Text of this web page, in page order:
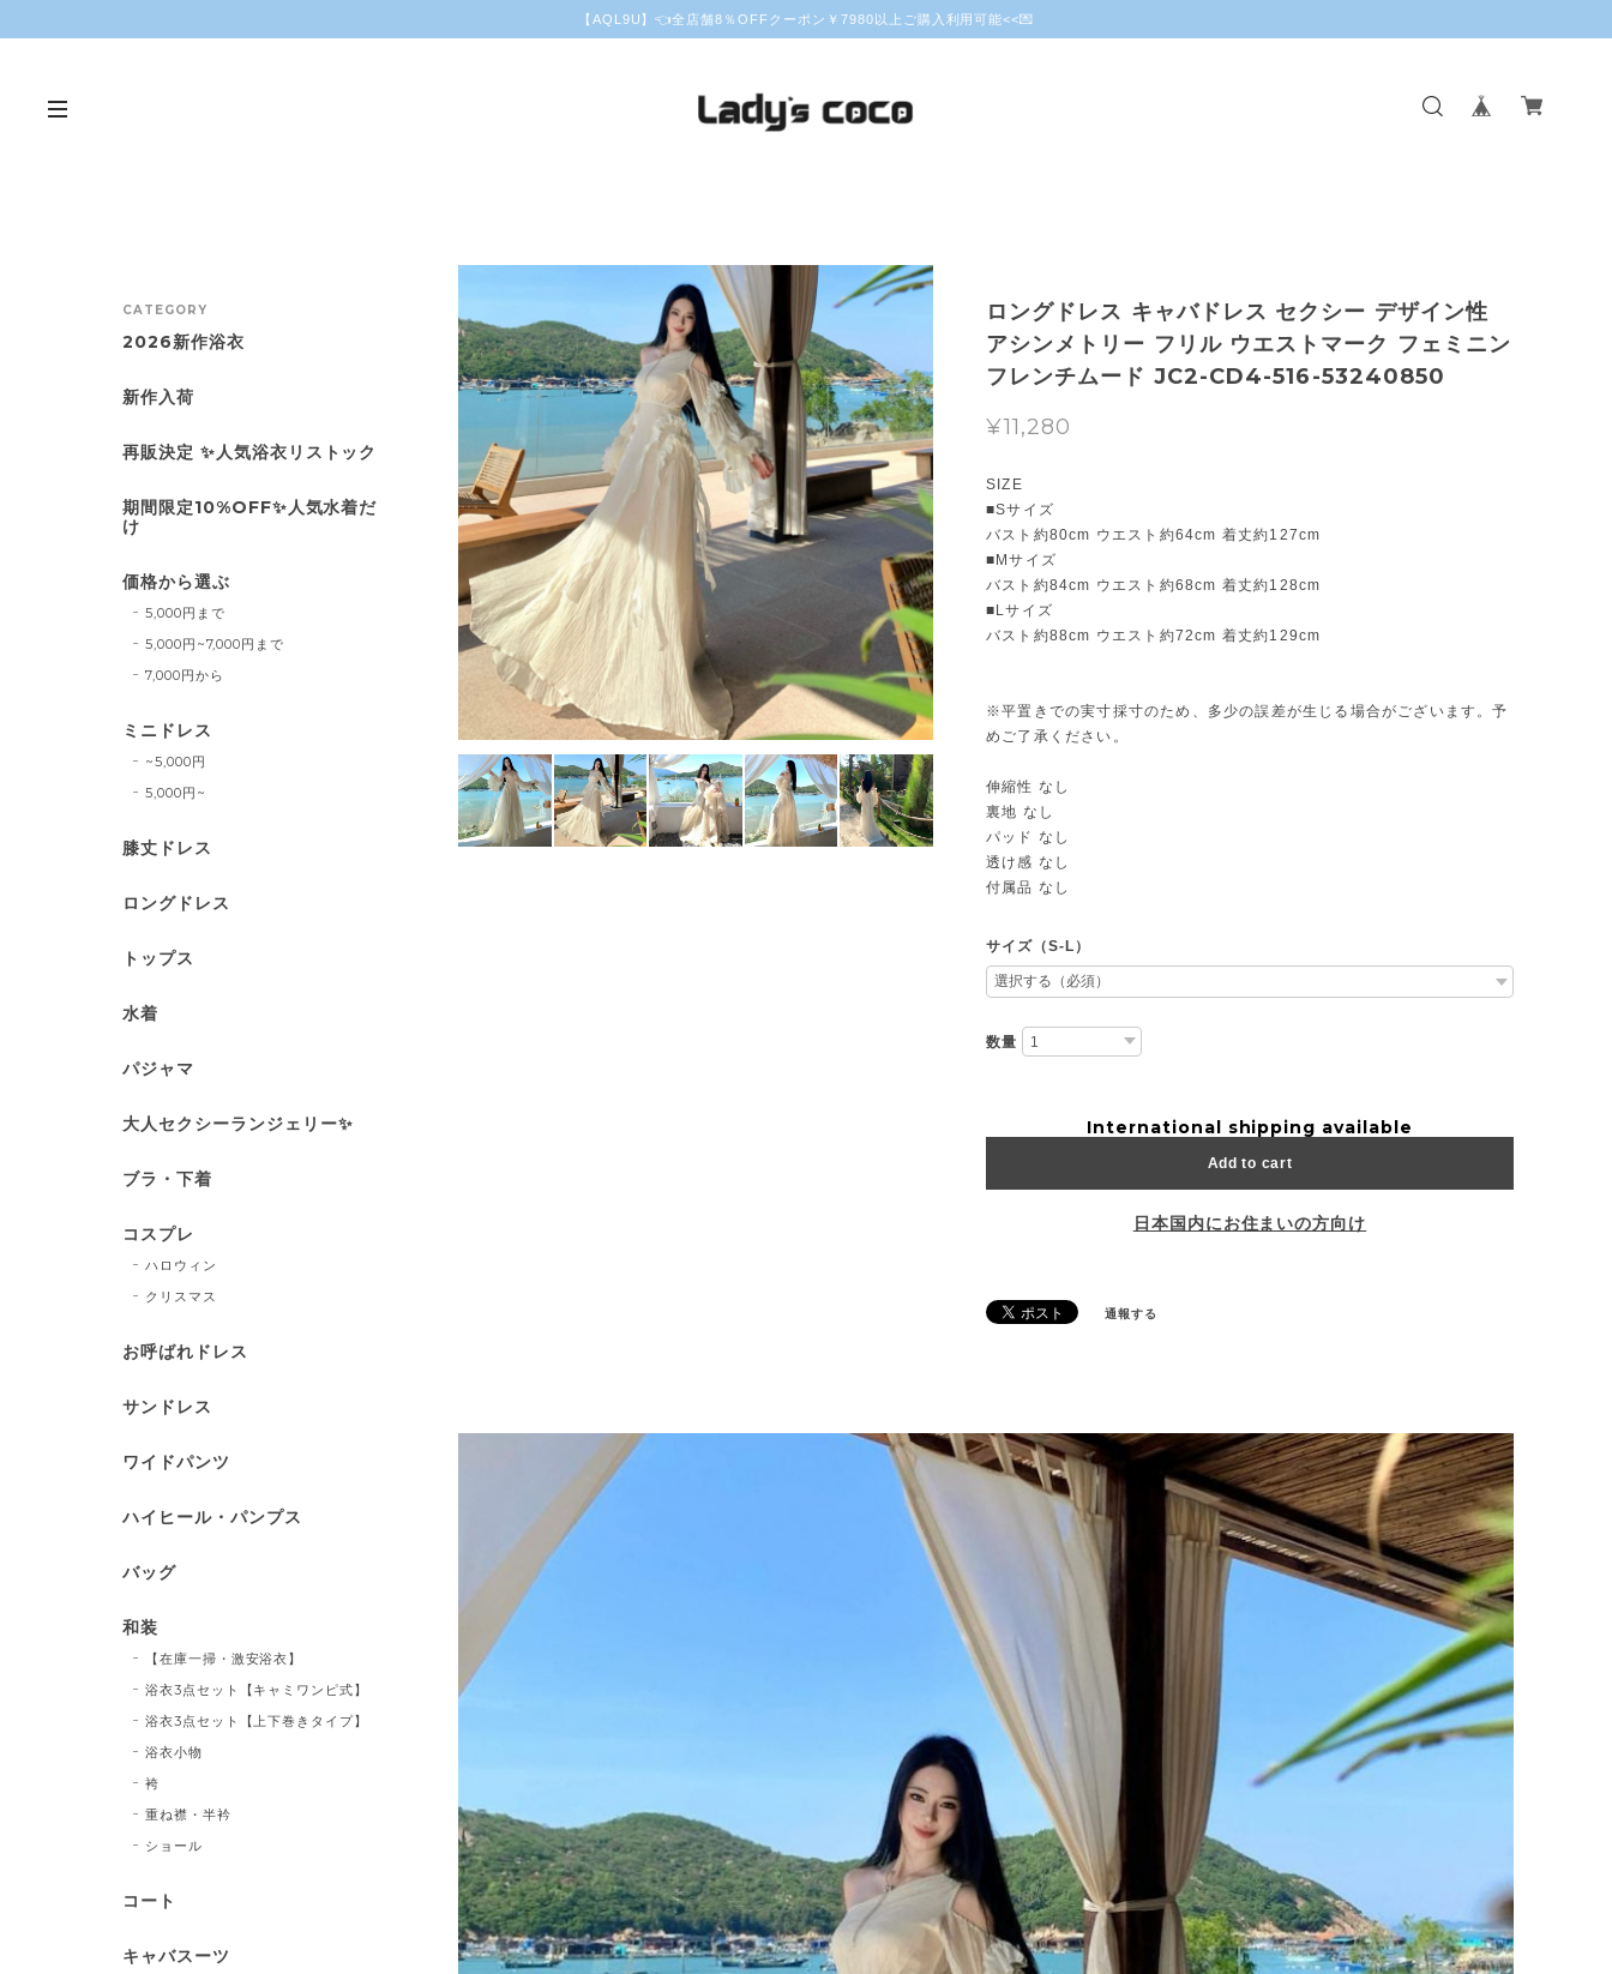
【AQL9U】👈全店舗8％OFFクーポン￥7980以上ご購入利用可能<<💌
ロングドレス キャバドレス セクシー デザイン性
アシンメトリー フリル ウエストマーク フェミニン
フレンチムード JC2-CD4-516-53240850
¥11,280
SIZE
■Sサイズ
バスト約80cm ウエスト約64cm 着丈約127cm
■Mサイズ
バスト約84cm ウエスト約68cm 着丈約128cm
■Lサイズ
バスト約88cm ウエスト約72cm 着丈約129cm
※平置きでの実寸採寸のため、多少の誤差が生じる場合がございます。予
めご了承ください。
伸縮性 なし
裏地 なし
パッド なし
透け感 なし
付属品 なし
サイズ（S-L）
数量
International shipping available
Add to cart
日本国内にお住まいの方向け
通報する
CATEGORY
2026新作浴衣
新作入荷
再販決定 ✨人気浴衣リストック
期間限定10%OFF✨人気水着だ
け
価格から選ぶ
5,000円まで
5,000円~7,000円まで
7,000円から
ミニドレス
~5,000円
5,000円~
膝丈ドレス
ロングドレス
トップス
水着
パジャマ
大人セクシーランジェリー✨
ブラ・下着
コスプレ
ハロウィン
クリスマス
お呼ばれドレス
サンドレス
ワイドパンツ
ハイヒール・パンプス
バッグ
和装
【在庫一掃・激安浴衣】
浴衣3点セット【キャミワンピ式】
浴衣3点セット【上下巻きタイプ】
浴衣小物
袴
重ね襟・半衿
ショール
コート
キャバスーツ